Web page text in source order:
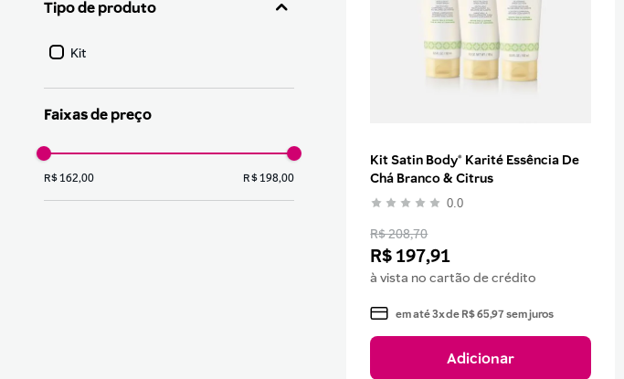
Tipo de produto
Kit
Faixas de preço
R$ 162,00 R$ 198,00
Kit Satin Body® Karité Essência De
Chá Branco & Citrus
0.0
R$ 208,70
R$ 197,91
à vista no cartão de crédito
em até3x de R$65,97sem juros
Adicionar